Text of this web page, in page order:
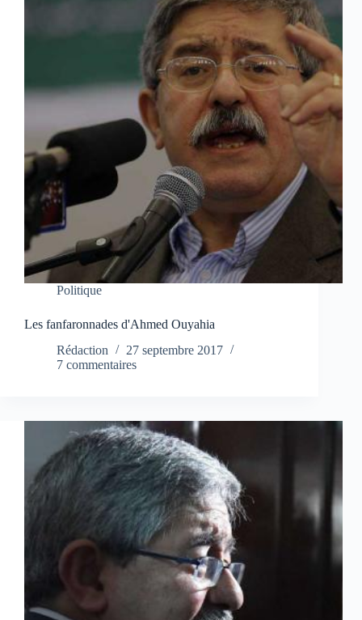
Politique
Les fanfaronnades d'Ahmed Ouyahia
Rédaction
27 septembre 2017
7 commentaires